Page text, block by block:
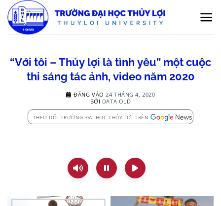
qua
nội
“Với tôi – Thủy lợi là tình yêu” một cuộc
thi sáng tác ảnh, video năm 2020
ĐĂNG VÀO 24 THÁNG 4, 2020
BỞI DATA OLD
THEO DÕI TRƯỜNG ĐẠI HỌC THỦY LỢI TRÊN